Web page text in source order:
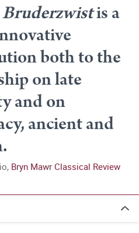
Bruderzwistis a
both to the
on late
and on
ancient and
Bryn Mawr Classical Review